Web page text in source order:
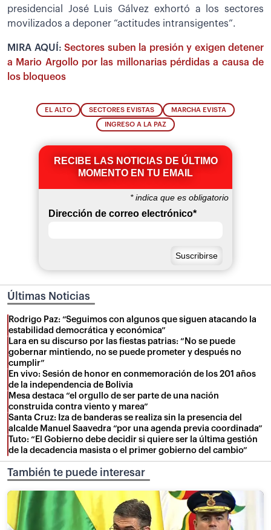
presidencial José Luis Gálvez exhortó a los sectores
movilizados a deponer “actitudes intransigentes”.
MIRA AQUÍ: Sectores suben la presión y exigen detener
a Mario Argollo por las millonarias pérdidas a causa de
los bloqueos
EL ALTO SECTORES EVISTAS MARCHA EVISTA
INGRESO A LA PAZ
RECIBE LAS NOTICIAS DE ÚLTIMO
MOMENTO EN TU EMAIL
*indica que es obligatorio
Dirección de correo electrónico*
Últimas Noticias
Rodrigo Paz: “Seguimos con algunos que siguen atacando la
estabilidad democrática y económica”
Lara en su discurso por las fiestas patrias: “No se puede
gobernar mintiendo, no se puede prometer y después no
cumplir”
En vivo: Sesión de honor en conmemoración de los 201 años
de la independencia de Bolivia
Mesa destaca “el orgullo de ser parte de una nación
construida contra viento y marea”
Santa Cruz: Iza de banderas se realiza sin la presencia del
alcalde Manuel Saavedra “por una agenda previa coordinada”
Tuto: “El Gobierno debe decidir si quiere ser la última gestión
de la decadencia masista o el primer gobierno del cambio”
También te puede interesar